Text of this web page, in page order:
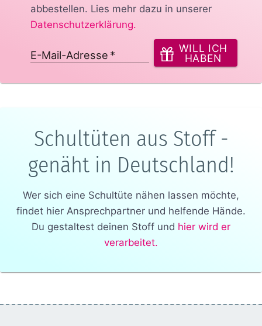
abbestellen. Lies mehr dazu in unserer
Datenschutzerklärung.
E-Mail-Adresse *
WILL ICH
HABEN
Schultüten aus Stoff -
genäht in Deutschland!
Wer sich eine Schultüte nähen lassen möchte,
findet hier Ansprechpartner und helfende Hände.
Du gestaltest deinen Stoff und hier wird er
verarbeitet.